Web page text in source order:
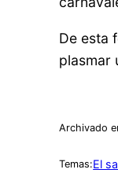
De esta
plasmar
Archivado
Temas:El